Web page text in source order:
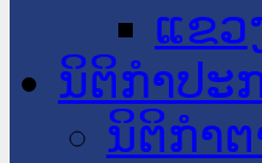
ແຂວ
ນິຕິກໍາປະ
ນິຕິກໍາ